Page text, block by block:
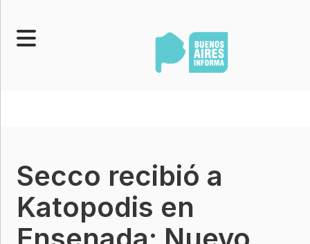
Legislatura
Municipios
Contacto
Secco recibió a
Katopodis en